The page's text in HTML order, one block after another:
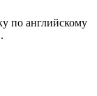
по английскому